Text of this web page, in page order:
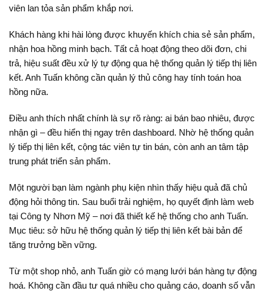
viên lan tỏa sản phẩm khắp nơi.
Khách hàng khi hài lòng được khuyến khích chia sẻ sản phẩm,
nhận hoa hồng minh bạch. Tất cả hoạt động theo dõi đơn, chi
trả, hiệu suất đều xử lý tự động qua hệ thống quản lý tiếp thị liên
kết. Anh Tuấn không cần quản lý thủ công hay tính toán hoa
hồng nữa.
Điều anh thích nhất chính là sự rõ ràng: ai bán bao nhiêu, được
nhận gì – đều hiển thị ngay trên dashboard. Nhờ hệ thống quản
lý tiếp thị liên kết, cộng tác viên tự tin bán, còn anh an tâm tập
trung phát triển sản phẩm.
Một người bạn làm ngành phụ kiện nhìn thấy hiệu quả đã chủ
động hỏi thông tin. Sau buổi trải nghiệm, họ quyết định làm web
tại Công ty Nhơn Mỹ – nơi đã thiết kế hệ thống cho anh Tuấn.
Mục tiêu: sở hữu hệ thống quản lý tiếp thị liên kết bài bản để
tăng trưởng bền vững.
Từ một shop nhỏ, anh Tuấn giờ có mạng lưới bán hàng tự động
hoá. Không cần đầu tư quá nhiều cho quảng cáo, doanh số vẫn